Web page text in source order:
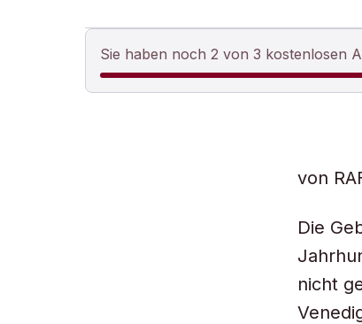
Sie haben noch 2 von 3 kostenlosen
von
Die
nicht